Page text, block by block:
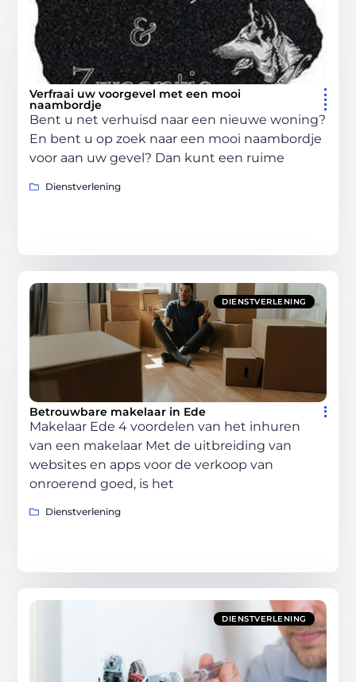
Verfraai uw voorgevel met een mooi
naambordje
Bent u net verhuisd naar een nieuwe woning?
En bent u op zoek naar een mooi naambordje
voor aan uw gevel? Dan kunt een ruime
Dienstverlening
DIENSTVERLENING
Betrouwbare makelaar in Ede
Makelaar Ede 4 voordelen van het inhuren
van een makelaar Met de uitbreiding van
websites en apps voor de verkoop van
onroerend goed, is het
Dienstverlening
DIENSTVERLENING